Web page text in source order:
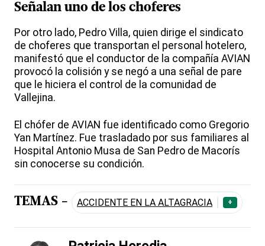
Señalan uno de los choferes
Por otro lado, Pedro Villa, quien dirige el sindicato
de choferes que transportan el personal hotelero,
manifestó que el conductor de la compañía AVIAN
provocó la colisión y se negó a una señal de pare
que le hiciera el control de la comunidad de
Vallejina.
El chófer de AVIAN fue identificado como Gregorio
Yan Martínez. Fue trasladado por sus familiares al
Hospital Antonio Musa de San Pedro de Macorís
sin conocerse su condición.
TEMAS - ACCIDENTE EN LA ALTAGRACIA +